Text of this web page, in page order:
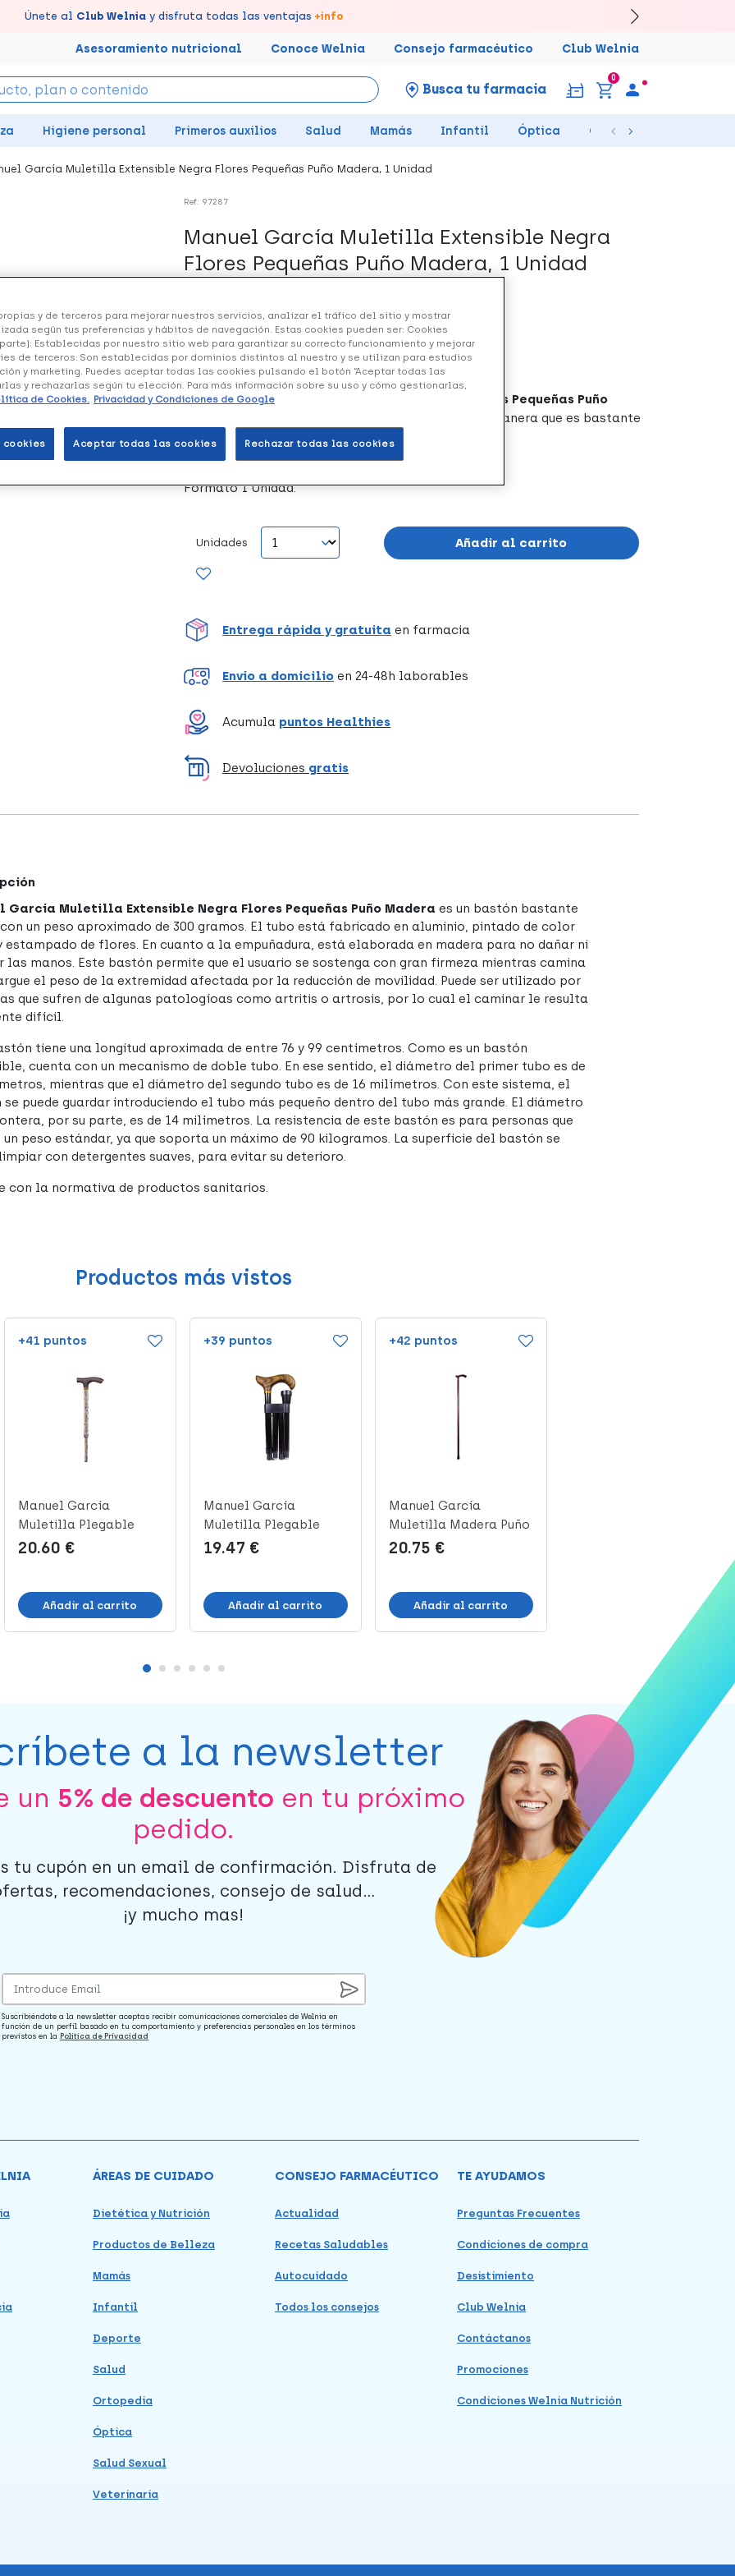
Disfruta de la entregarápida y gratuitaen farmacia
Únete al Club Welniay disfruta todas las ventajas +info
Llévate un7% de descuentocreando tu cuentaaquí
tus puntos en tu Farmacia de Confianza, acumúlalos online.
Asesoramiento nutricional Conoce Welnia Consejo farmacéutico Club Welnia
Busca tu farmacia
0
Higiene personal Primeros auxilios Salud Mamás Infantil Óptica Ortopedia
García Muletilla Extensible Negra Flores Pequeñas Puño Madera, 1 Unidad
Ref: 97287
Manuel García Muletilla Extensible Negra
Flores Pequeñas Puño Madera, 1 Unidad
+ 39 puntosHealthies
Manuel García Muletilla Extensible Negra Flores Pequeñas Puño
está fabricado en madera y aluminio, de manera que es bastante
ligero. Es resistente y su durabilidad es prolongada.
Formato 1 Unidad.
Unidades Añadir al carrito
Entrega rápida y gratuita en farmacia
Envío a domicilio en 24-48h laborables
Acumula puntos Healthies
Devoluciones gratis
García Muletilla Extensible Negra Flores Pequeñas Puño Madera es un bastón bastante
un peso aproximado de 300 gramos. El tubo está fabricado en aluminio, pintado de color
estampado de flores. En cuanto a la empuñadura, está elaborada en madera para no dañar ni
las manos. Este bastón permite que el usuario se sostenga con gran firmeza mientras camina
el peso de la extremidad afectada por la reducción de movilidad. Puede ser utilizado por
que sufren de algunas patologíoas como artritis o artrosis, por lo cual el caminar le resulta
difícil.
tiene una longitud aproximada de entre 76 y 99 centímetros. Como es un bastón
cuenta con un mecanismo de doble tubo. En ese sentido, el diámetro del primer tubo es de
mientras que el diámetro del segundo tubo es de 16 milímetros. Con este sistema, el
se puede guardar introduciendo el tubo más pequeño dentro del tubo más grande. El diámetro
por su parte, es de 14 milímetros. La resistencia de este bastón es para personas que
un peso estándar, ya que soporta un máximo de 90 kilogramos. La superficie del bastón se
con detergentes suaves, para evitar su deterioro.
con la normativa de productos sanitarios.
Productos más vistos
+41 puntos
Manuel García
Muletilla Plegable
Blanco Flores P...
20.60 €
Añadir al carrito
+39 puntos
Manuel García
Muletilla Plegable
Negra Puño Made...
19.47 €
Añadir al carrito
+42 puntos
Manuel García
Muletilla Madera Puño
Metacrilato,...
20.75 €
Añadir al carrito
a la newsletter
un 5% de descuento en tu próximo
pedido.
tu cupón en un email de confirmación. Disfruta de
recomendaciones, consejo de salud...
¡y mucho mas!
Suscribiéndote a la newsletter aceptas recibir comunicaciones comerciales de Welnia en
función de un perfil basado en tu comportamiento y preferencias personales en los términos
previstos en laPolítica de Privacidad
ÁREAS DE CUIDADO
Dietética y Nutrición
Productos de Belleza
Mamás
Infantil
Deporte
Salud
Ortopedia
Óptica
Salud Sexual
Veterinaria
CONSEJO FARMACÉUTICO
Actualidad
Recetas Saludables
Autocuidado
Todos los consejos
TE AYUDAMOS
Preguntas Frecuentes
Condiciones de compra
Desistimiento
Club Welnia
Contáctanos
Promociones
Condiciones Welnia Nutrición
y de terceros para mejorar nuestros servicios, analizar el tráfico del sitio y mostrar
según tus preferencias y hábitos de navegación. Estas cookies pueden ser: Cookies
Establecidas por nuestro sitio web para garantizar su correcto funcionamiento y mejorar
de terceros: Son establecidas por dominios distintos al nuestro y se utilizan para estudios
y marketing. Puedes aceptar todas las cookies pulsando el botón “Aceptar todas las
y rechazarlas según tu elección. Para más información sobre su uso y cómo gestionarlas,
de Cookies. Privacidad y Condiciones de Google
cookies Rechazar todas las cookies
Aceptar todas las cookies